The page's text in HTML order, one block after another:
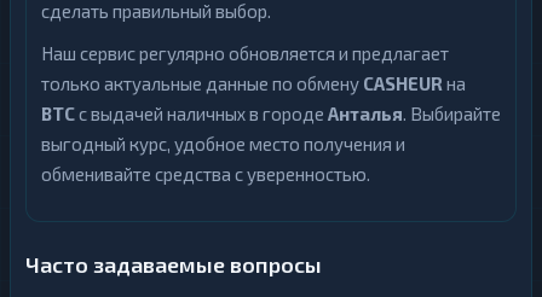
сделать правильный выбор.
Наш сервис регулярно обновляется и предлагает
только актуальные данные по обмену CASHEUR на
BTCс выдачей наличных в городе Анталья. Выбирайте
выгодный курс, удобное место получения и
обменивайте средства с уверенностью.
Часто задаваемые вопросы